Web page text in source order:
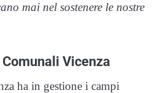
mai nel sostenere le nostre
Vicenza
ha in gestione i campi